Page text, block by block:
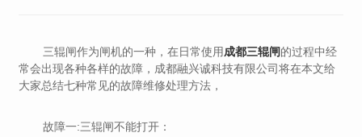
三辊闸作为闸机的一种，在日常使用成都三辊闸的过程中经
常会出现各种各样的故障，成都融兴诚科技有限公司将在本文给
大家总结七种常见的故障维修处理方法，
故障一:三辊闸不能打开：